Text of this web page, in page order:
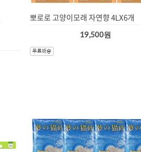
뽀로로 고양이모래 자연향 4LX6개
19,500원